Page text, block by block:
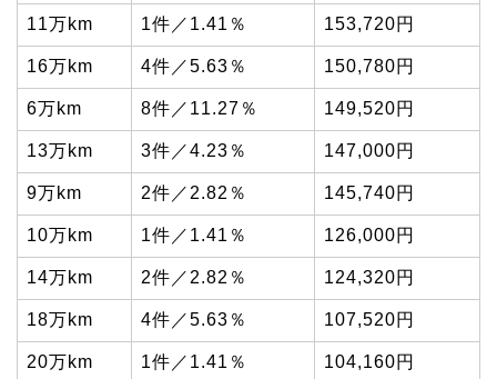
11万km 1件／1.41％ 153,720円
16万km 4件／5.63％ 150,780円
6万km 8件／11.27％ 149,520円
13万km 3件／4.23％ 147,000円
9万km 2件／2.82％ 145,740円
10万km 1件／1.41％ 126,000円
14万km 2件／2.82％ 124,320円
18万km 4件／5.63％ 107,520円
20万km 1件／1.41％ 104,160円